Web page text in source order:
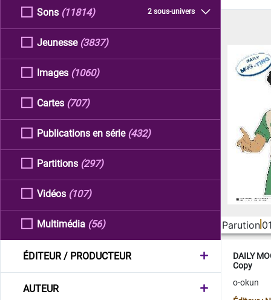
Sons 2 sous-univers
(11814)
Jeunesse (3837)
Images (1060)
Cartes (707)
Publications en série (432)
Partitions (297)
Vidéos (107)
Multimédia (56)
ÉDITEUR / PRODUCTEUR
AUTEUR
Parution
DAILY
Copy
o-okun